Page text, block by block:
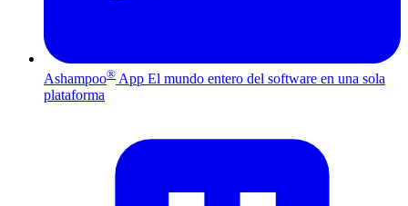
Ashampoo® App El mundo entero del software en una sola
plataforma